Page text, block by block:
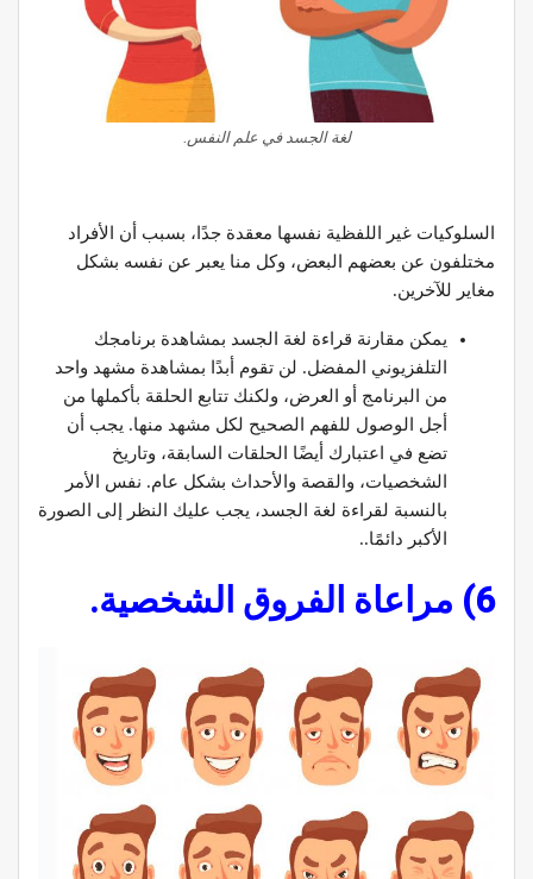
لغة الجسد في علم النفس.
السلوكيات غير اللفظية نفسها معقدة جدًا، بسبب أن الأفراد
مختلفون عن بعضهم البعض، وكل منا يعبر عن نفسه بشكل
مغاير للآخرين.
يمكن مقارنة قراءة لغة الجسد بمشاهدة برنامجك
التلفزيوني المفضل. لن تقوم أبدًا بمشاهدة مشهد واحد
من البرنامج أو العرض، ولكنك تتابع الحلقة بأكملها من
أجل الوصول للفهم الصحيح لكل مشهد منها. يجب أن
تضع في اعتبارك أيضًا الحلقات السابقة، وتاريخ
الشخصيات، والقصة والأحداث بشكل عام. نفس الأمر
بالنسبة لقراءة لغة الجسد، يجب عليك النظر إلى الصورة
الأكبر دائمًا..
6) مراعاة الفروق الشخصية.